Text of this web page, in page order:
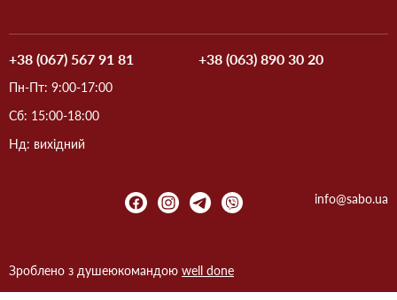
+38 (067) 567 91 81 +38 (063) 890 30 20
Пн-Пт: 9:00-17:00
Сб: 15:00-18:00
Нд: вихідний
info@sabo.ua
Зроблено з душеюкомандою well done